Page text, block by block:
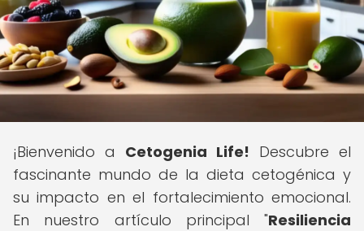
¡Bienvenido a Cetogenia Life! Descubre el
fascinante mundo de la dieta cetogénica y
su impacto en el fortalecimiento emocional.
En nuestro artículo principal "Resiliencia